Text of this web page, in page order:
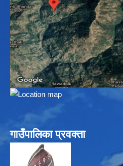
गाउँपालिका प्रवक्ता